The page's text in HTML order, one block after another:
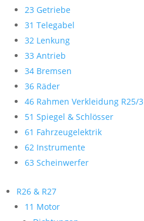
23 Getriebe
31 Telegabel
32 Lenkung
33 Antrieb
34 Bremsen
36 Räder
46 Rahmen Verkleidung R25/3
51 Spiegel & Schlösser
61 Fahrzeugelektrik
62 Instrumente
63 Scheinwerfer
R26 & R27
11 Motor